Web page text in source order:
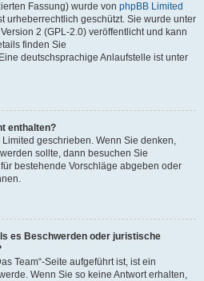
Fassung) wurde von phpBB Limited
urheberrechtlich geschützt. Sie wurde unter
2 (GPL-2.0) veröffentlicht und kann
finden Sie
deutschsprachige Anlaufstelle ist unter
enthalten?
geschrieben. Wenn Sie denken,
sollte, dann besuchen Sie
bestehende Vorschläge abgeben oder
es Beschwerden oder juristische
Team“-Seite aufgeführt ist, ist ein
Wenn Sie so keine Antwort erhalten,